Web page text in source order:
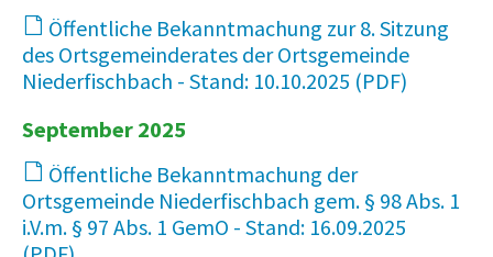
Öffentliche Bekanntmachung zur 8. Sitzung
des Ortsgemeinderates der Ortsgemeinde
Niederfischbach - Stand: 10.10.2025
September 2025
Öffentliche Bekanntmachung der
Ortsgemeinde Niederfischbach gem. § 98 Abs. 1
i.V.m. § 97 Abs. 1 GemO - Stand: 16.09.2025